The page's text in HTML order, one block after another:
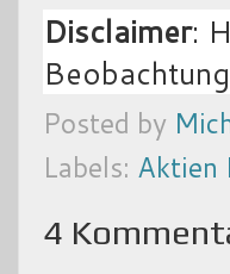
Disclaimer:
Posted by
Labels: Aktien
4